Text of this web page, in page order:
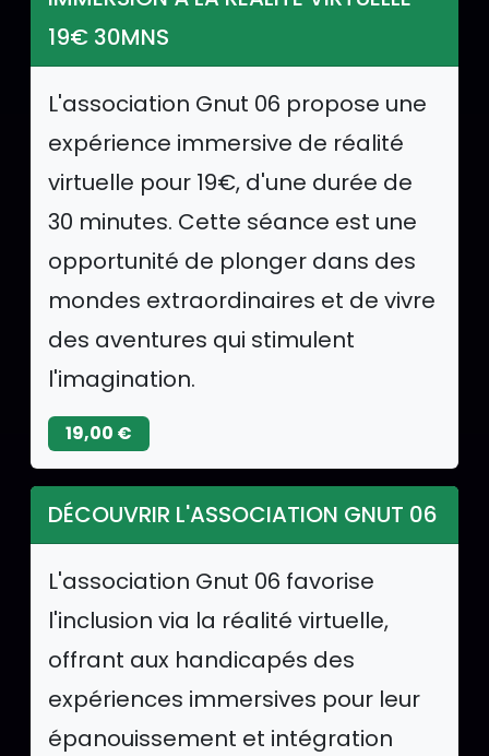
19€ 30MNS
L'association Gnut 06 propose une
expérience immersive de réalité
virtuelle pour 19€, d'une durée de
30 minutes. Cette séance est une
opportunité de plonger dans des
mondes extraordinaires et de vivre
des aventures qui stimulent
l'imagination.
19,00 €
DÉCOUVRIR L'ASSOCIATION GNUT 06
L'association Gnut 06 favorise
l'inclusion via la réalité virtuelle,
offrant aux handicapés des
expériences immersives pour leur
épanouissement et intégration